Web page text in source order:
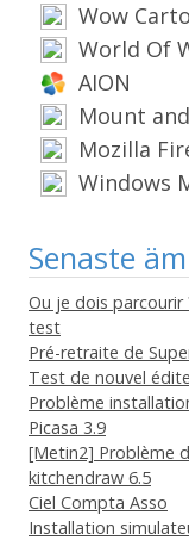
Wow
World Of
King
AION
Mount
Mozilla
Windows
Senaste
Ou je dois parcourir
test
Pré-retraite de
Test de nouvel
Problème
Picasa 3.9
[Metin2] Problème
kitchendraw 6.5
Ciel Compta Asso
Installation